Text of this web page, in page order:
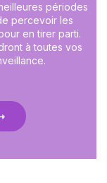
périodes
percevoir les
en tirer parti.
à toutes vos